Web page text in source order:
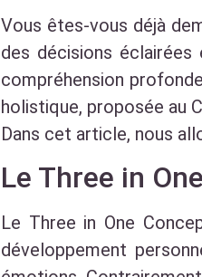
Vous êtes-vous déjà
des décisions
compréhension
holistique, proposée au
Dans cet article, nous
Le Three in
Le Three in One
développement